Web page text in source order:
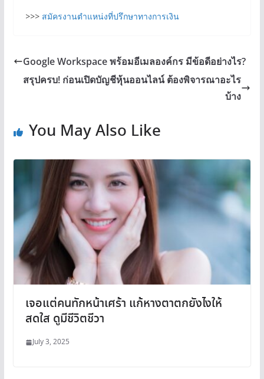
>>> สมัครงานตำแหน่งที่ปรึกษาทางการเงิน
Google Workspace พร้อมอีเมลองค์กร มีข้อดีอย่างไร?
สรุปครบ! ก่อนเปิดบัญชีหุ้นออนไลน์ ต้องพิจารณาอะไร
บ้าง
You May Also Like
เจอแต่คนทักหน้าเศร้า แก้หางตาตกยังไงให้
สดใส ดูมีชีวิตชีวา
July 3, 2025